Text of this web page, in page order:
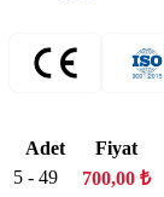
Adet
Fiyat
5 - 49
700,00 ₺